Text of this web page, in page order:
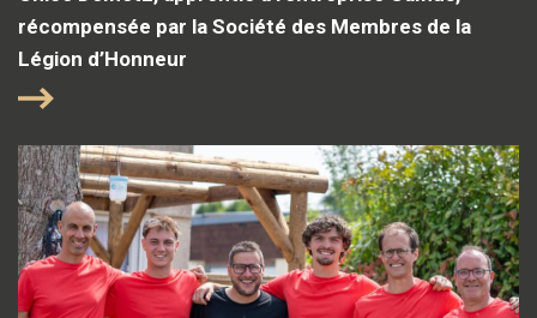
récompensée par la Société des Membres de la
Légion d’Honneur